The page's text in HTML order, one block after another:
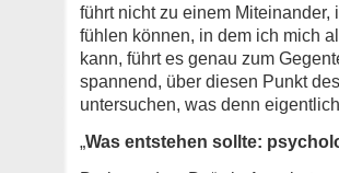
führt nicht zu einem
fühlen können, in dem ich mich
kann, führt es genau zum
spannend, über diesen Punkt
untersuchen, was denn
„Was entstehen sollte: